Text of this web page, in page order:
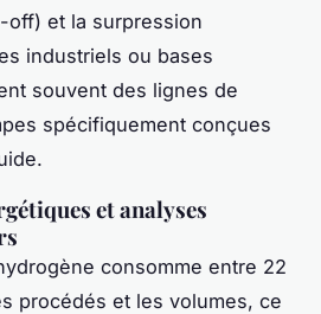
off) et la surpression
industriels ou bases
souvent des lignes de
spécifiquement conçues
et analyses
consomme entre 22
procédés et les volumes, ce